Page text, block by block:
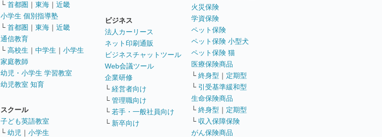
└ 首都圏 ｜ 東海 ｜ 近畿
小学生 個別指導塾
└ 首都圏 ｜ 東海 ｜ 近畿
通信教育
└ 高校生 ｜ 中学生 ｜ 小学生
家庭教師
幼児・小学生 学習教室
幼児教室 知育
スクール
子ども英語教室
└ 幼児 ｜ 小学生
ビジネス
法人カーリース
ネット印刷通販
ビジネスチャットツール
Web会議ツール
企業研修
└ 経営者向け
└ 管理職向け
└ 若手・一般社員向け
└ 新卒向け
火災保険
学資保険
ペット保険
ペット保険 小型犬
ペット保険 猫
医療保険商品
└ 終身型 ｜ 定期型
└ 引受基準緩和型
生命保険商品
└ 終身型 ｜ 定期型
└ 収入保障保険
がん保険商品